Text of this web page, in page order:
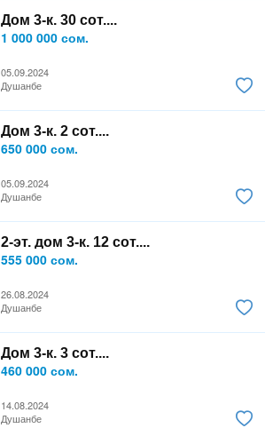
Дом 3-к. 30 сот....
1 000 000 сом.
05.09.2024
Душанбе
Дом 3-к. 2 сот....
650 000 сом.
05.09.2024
Душанбе
2-эт. дом 3-к. 12 сот....
555 000 сом.
26.08.2024
Душанбе
Дом 3-к. 3 сот....
460 000 сом.
14.08.2024
Душанбе